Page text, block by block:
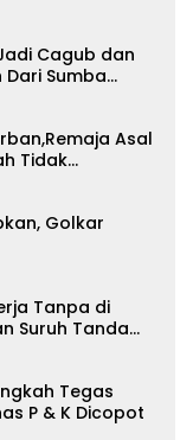
Cagub dan
Dari Sumba
Asal
Tidak
Golkar
Tanpa di
Suruh Tanda
Tegas
P & K Dicopot